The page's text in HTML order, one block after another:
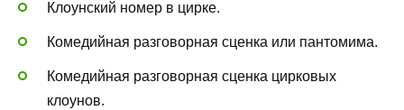
Клоунский номер в цирке.
Комедийная разговорная сценка или пантомима.
Комедийная разговорная сценка цирковых
клоунов.